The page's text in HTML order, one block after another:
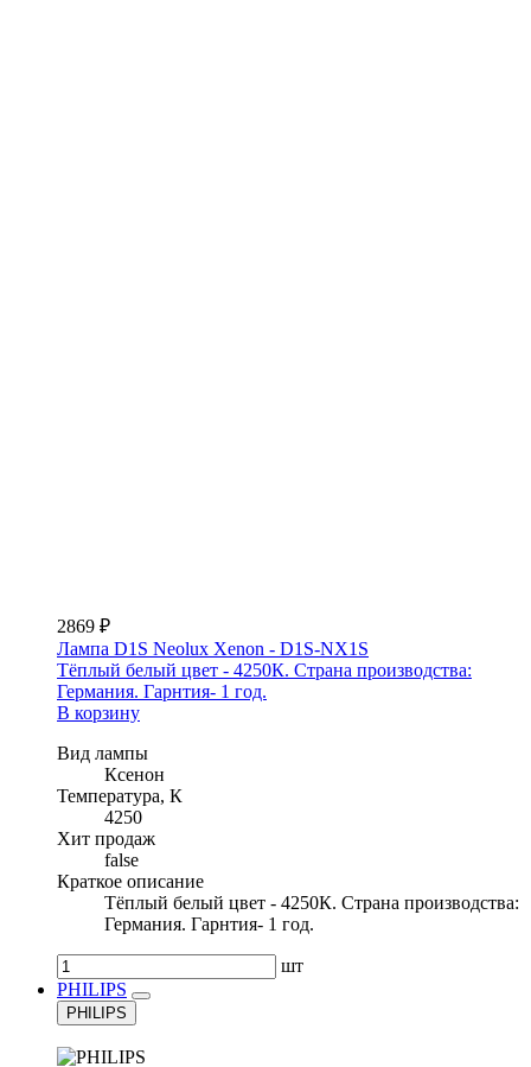
2869 ₽
Лампа D1S Neolux Xenon - D1S-NX1S
Тёплый белый цвет - 4250К. Страна производства:
Германия. Гарнтия- 1 год.
В корзину
Вид лампы
Ксенон
Температура, К
4250
Хит продаж
false
Краткое описание
Тёплый белый цвет - 4250К. Страна производства:
Германия. Гарнтия- 1 год.
шт
PHILIPS
PHILIPS